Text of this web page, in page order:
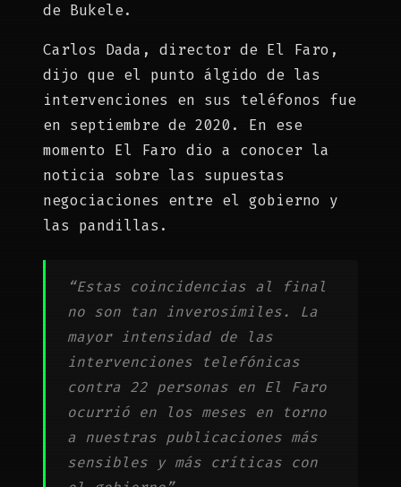
de Bukele.
Carlos Dada, director de El Faro,
dijo que el punto álgido de las
intervenciones en sus teléfonos fue
en septiembre de 2020. En ese
momento El Faro dio a conocer la
noticia sobre las supuestas
negociaciones entre el gobierno y
las pandillas.
“Estas coincidencias al final
no son tan inverosímiles. La
mayor intensidad de las
intervenciones telefónicas
contra 22 personas en El Faro
ocurrió en los meses en torno
a nuestras publicaciones más
sensibles y más críticas con